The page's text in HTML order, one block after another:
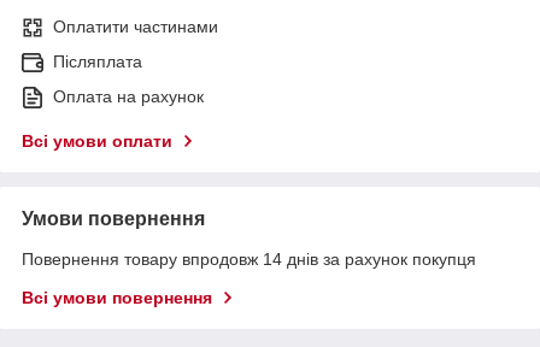
Оплатити частинами
Післяплата
Оплата на рахунок
Всі умови оплати
Умови повернення
Повернення товару впродовж 14 днів за рахунок покупця
Всі умови повернення